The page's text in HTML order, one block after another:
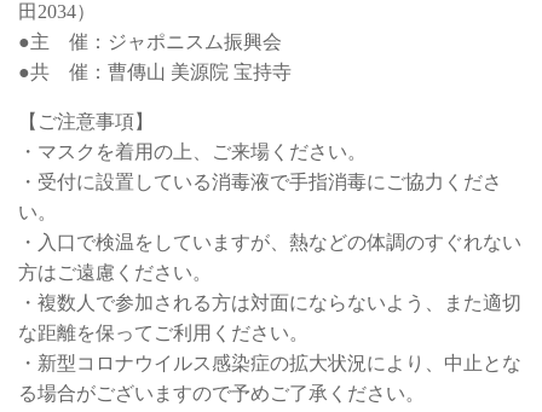
田2034）
●主 催：ジャポニスム振興会
●共 催：曹傳山 美源院 宝持寺
【ご注意事項】
・マスクを着用の上、ご来場ください。
・受付に設置している消毒液で手指消毒にご協力くださ
い。
・入口で検温をしていますが、熱などの体調のすぐれない
方はご遠慮ください。
・複数人で参加される方は対面にならないよう、また適切
な距離を保ってご利用ください。
・新型コロナウイルス感染症の拡大状況により、中止とな
る場合がございますので予めご了承ください。